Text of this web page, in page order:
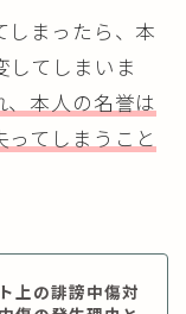
まったら、本
してしまいま
、本人の名誉は
てしまうこと
上の誹謗中傷対